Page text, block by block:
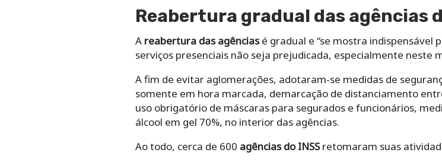
Reabertura gradual das agências
A reabertura das agênciasé gradual e “se mostra indispensável
serviços presenciais não seja prejudicada, especialmente neste
A fim de evitar aglomerações, adotaram-se medidas de
somente em hora marcada, demarcação de distanciamento
uso obrigatório de máscaras para segurados e funcionários,
álcool em gel 70%, no interior das agências.
Ao todo, cerca de 600 agências do INSSretomaram suas